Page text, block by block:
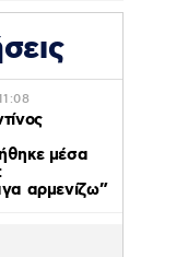
μέσα
αρμενίζω”